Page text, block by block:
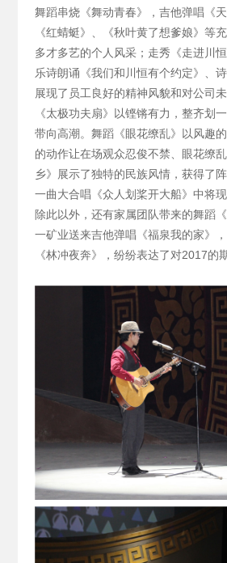
舞蹈串烧《舞动青春》，吉他弹唱《
《红蜻蜓》、《秋叶黄了想爹娘》等
多才多艺的个人风采；走秀《走进川
乐诗朗诵《我们和川恒有个约定》、
展现了员工良好的精神风貌和对公司
《太极功夫扇》以铿锵有力，整齐划
带向高潮。舞蹈《眼花缭乱》以风趣
的动作让在场观众忍俊不禁、眼花缭
乡》展示了独特的民族风情，获得了
一曲大合唱《众人划桨开大船》中将现
除此以外，还有家属团队带来的舞蹈
一矿业送来吉他弹唱《福泉我的家》
《林冲夜奔》，纷纷表达了对2017的